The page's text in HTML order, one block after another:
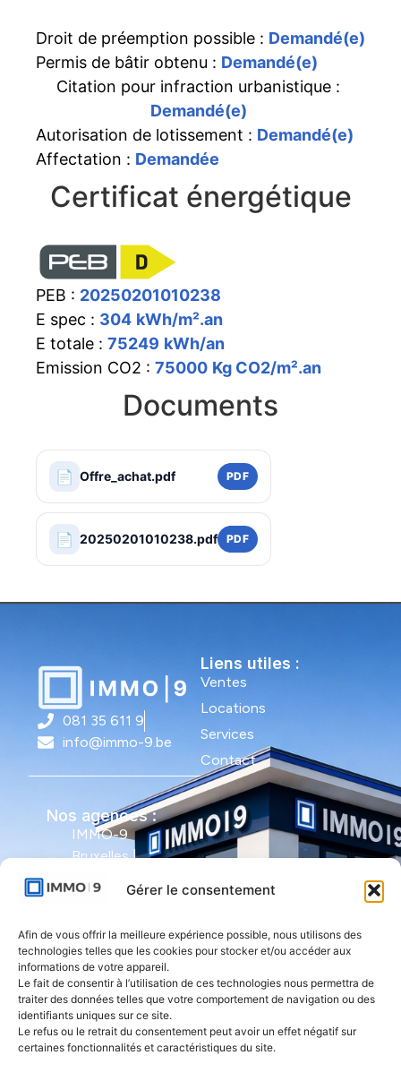
Gérer le consentement
Afin de vous offrir la meilleure expérience possible, nous utilisons des
technologies telles que les cookies pour stocker et/ou accéder aux
informations de votre appareil.
Le fait de consentir à l’utilisation de ces technologies nous permettra de
traiter des données telles que votre comportement de navigation ou des
identifiants uniques sur ce site.
Le refus ou le retrait du consentement peut avoir un effet négatif sur
certaines fonctionnalités et caractéristiques du site.
Droit de préemption possible : Demandé(e)
Permis de bâtir obtenu : Demandé(e)
Citation pour infraction urbanistique :
Demandé(e)
Autorisation de lotissement : Demandé(e)
Affectation : Demandée
Certificat énergétique
PEB : 20250201010238
E spec : 304 kWh/m².an
E totale : 75249 kWh/an
Emission CO2 : 75000 Kg CO2/m².an
Documents
📄 Offre_achat.pdf PDF
📄 20250201010238.pdf PDF
081 35 611 9
info@immo-9.be
Nos agences :
IMMO-9
Bruxelles |
491 - bte 12 |
IMMO-9 Namur |
Rue de l'Armée
Grouchy 1 |
5000 Namur
Liens utiles :
Ventes
Locations
Services
Contact